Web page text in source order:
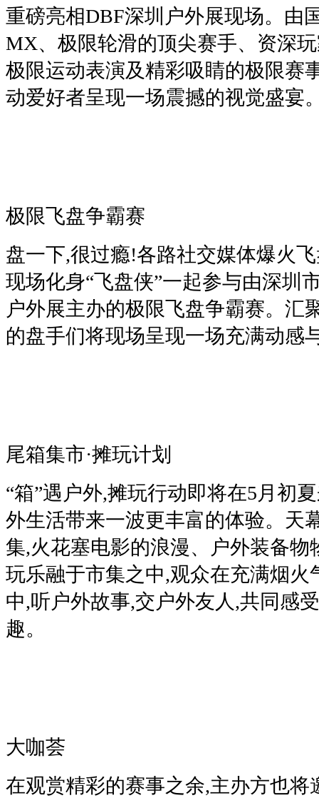
重磅亮相DBF深圳户外展现场。由
MX、极限轮滑的顶尖赛手、资深
极限运动表演及精彩吸睛的极限赛
动爱好者呈现一场震撼的视觉盛宴
极限飞盘争霸赛
盘一下,很过瘾!各路社交媒体爆火
现场化身“飞盘侠”一起参与由深圳
户外展主办的极限飞盘争霸赛。汇
的盘手们将现场呈现一场充满动感
尾箱集市·摊玩计划
“箱”遇户外,摊玩行动即将在5月初
外生活带来一波更丰富的体验。天
集,火花塞电影的浪漫、户外装备物
玩乐融于市集之中,观众在充满烟火
中,听户外故事,交户外友人,共同感
趣。
大咖荟
在观赏精彩的赛事之余,主办方也